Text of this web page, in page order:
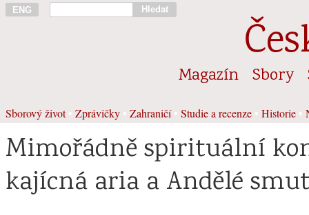
ENG Hledat
Magazín Sbory
Sborový život• Zprávičky Zahraničí• Studie a recenze Historie
Mimořádně spirituální
kajícná aria a Andělé